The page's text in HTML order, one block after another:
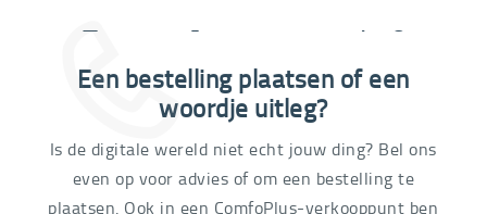
03 292 21 60
Een bestelling plaatsen of een
woordje uitleg?
Is de digitale wereld niet echt jouw ding? Bel ons
even op voor advies of om een bestelling te
plaatsen. Ook in een ComfoPlus-verkooppunt ben